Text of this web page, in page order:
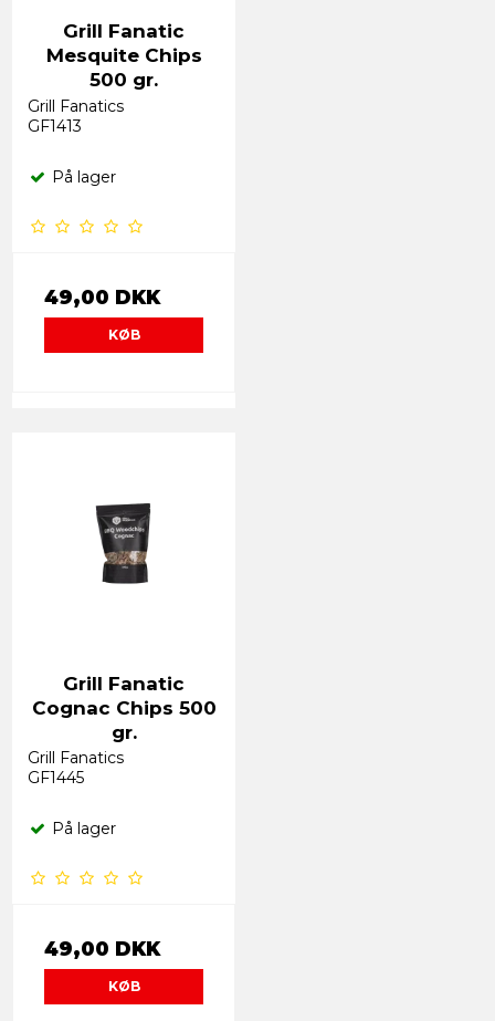
Grill Fanatic
Mesquite Chips
500 gr.
Grill Fanatics
GF1413
På lager
49,00 DKK
KØB
Grill Fanatic
Cognac Chips 500
gr.
Grill Fanatics
GF1445
På lager
49,00 DKK
KØB